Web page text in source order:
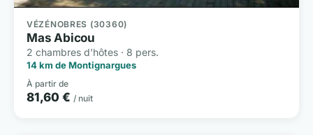
VÉZÉNOBRES (30360)
Mas Abicou
2 chambres d'hôtes · 8 pers.
14 km de Montignargues
À partir de
81,60 € / nuit